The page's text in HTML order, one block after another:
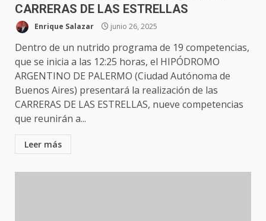
CARRERAS DE LAS ESTRELLAS
Enrique Salazar junio 26, 2025
Dentro de un nutrido programa de 19 competencias,
que se inicia a las 12:25 horas, el HIPÓDROMO
ARGENTINO DE PALERMO (Ciudad Autónoma de
Buenos Aires) presentará la realización de las
CARRERAS DE LAS ESTRELLAS, nueve competencias
que reunirán a...
Leer más